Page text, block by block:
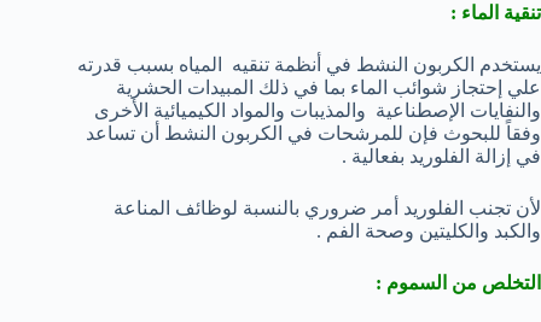
تنقية الماء :
يستخدم الكربون النشط في أنظمة تنقيه المياه بسبب قدرته
علي إحتجاز شوائب الماء بما في ذلك المبيدات الحشرية
والنفايات الإصطناعية والمذيبات والمواد الكيميائية الأخرى
وفقاً للبحوث فإن للمرشحات في الكربون النشط أن تساعد
في إزالة الفلوريد بفعالية .
لأن تجنب الفلوريد أمر ضروري بالنسبة لوظائف المناعة
والكبد والكليتين وصحة الفم .
التخلص من السموم :